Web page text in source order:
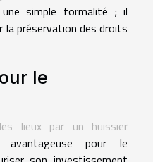
simple formalité ; il
la préservation des droits
le
lieux par un huissier
avantageuse pour le